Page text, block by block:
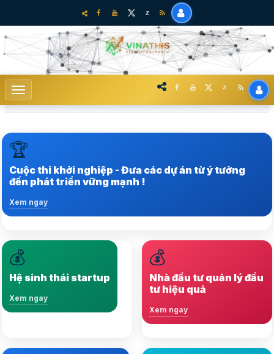
🏆
Cuộc thi khởi nghiệp - Đưa các dự án từ ý tưởng
đến phát triển vững mạnh !
Xem ngay
Trong hệ sinh thái khởi nghiệp sáng tạo tại Việt Nam
Xem ngay
💰
Hệ sinh thái startup
Xem ngay
Nâng tầm hệ sinh thái
Startup lên vị thế mới,
phát triển bền vững
Xem ngay
💰
Nhà đầu tư quản lý đầu
tư hiệu quả
Xem ngay
Lựa chọ nhiều startup